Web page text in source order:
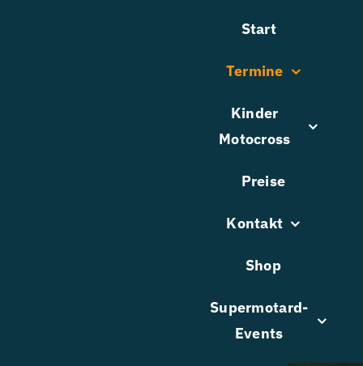
Start
Termine
Kinder
Motocross
Preise
Kontakt
Shop
Supermotard-
Events